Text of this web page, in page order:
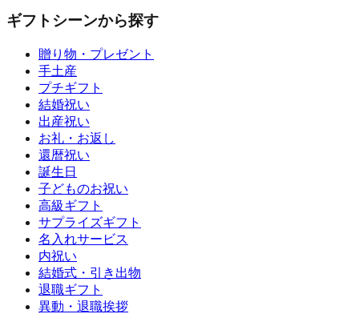
ギフトシーンから探す
贈り物・プレゼント
手土産
プチギフト
結婚祝い
出産祝い
お礼・お返し
還暦祝い
誕生日
子どものお祝い
高級ギフト
サプライズギフト
名入れサービス
内祝い
結婚式・引き出物
退職ギフト
異動・退職挨拶